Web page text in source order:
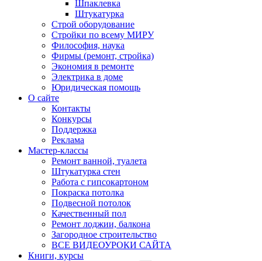
Шпаклевка
Штукатурка
Строй оборудование
Стройки по всему МИРУ
Философия, наука
Фирмы (ремонт, стройка)
Экономия в ремонте
Электрика в доме
Юридическая помощь
О сайте
Контакты
Конкурсы
Поддержка
Реклама
Мастер-классы
Ремонт ванной, туалета
Штукатурка стен
Работа с гипсокартоном
Покраска потолка
Подвесной потолок
Качественный пол
Ремонт лоджии, балкона
Загородное строительство
ВСЕ ВИДЕОУРОКИ САЙТА
Книги, курсы